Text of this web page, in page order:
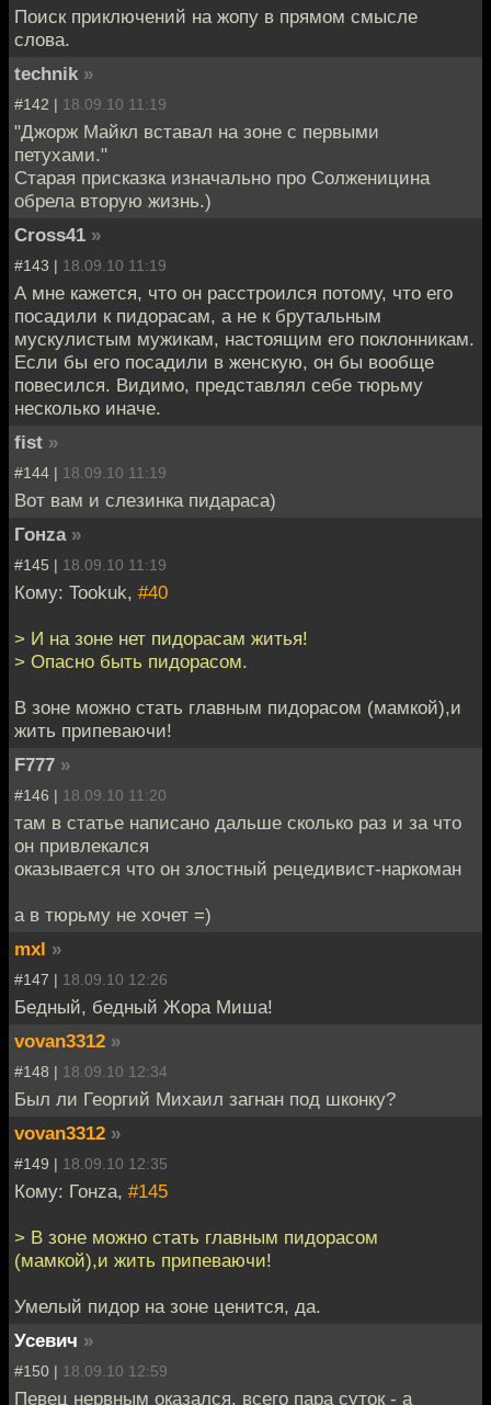
Поиск приключений на жопу в прямом смысле
слова.
technik »
#142 | 18.09.10 11:19
"Джорж Майкл вставал на зоне с первыми
петухами."
Старая присказка изначально про Солженицина
обрела вторую жизнь.)
Cross41 »
#143 | 18.09.10 11:19
А мне кажется, что он расстроился потому, что его
посадили к пидорасам, а не к брутальным
мускулистым мужикам, настоящим его поклонникам.
Если бы его посадили в женскую, он бы вообще
повесился. Видимо, представлял себе тюрьму
несколько иначе.
fist »
#144 | 18.09.10 11:19
Вот вам и слезинка пидараса)
Гонzа »
#145 | 18.09.10 11:19
Кому: Tookuk, #40
> И на зоне нет пидорасам житья!
> Опасно быть пидорасом.
В зоне можно стать главным пидорасом (мамкой),и
жить припеваючи!
F777 »
#146 | 18.09.10 11:20
там в статье написано дальше сколько раз и за что
он привлекался
оказывается что он злостный рецедивист-наркоман
а в тюрьму не хочет =)
mxl »
#147 | 18.09.10 12:26
Бедный, бедный Жора Миша!
vovan3312 »
#148 | 18.09.10 12:34
Был ли Георгий Михаил загнан под шконку?
vovan3312 »
#149 | 18.09.10 12:35
Кому: Гонzа, #145
> В зоне можно стать главным пидорасом
(мамкой),и жить припеваючи!
Умелый пидор на зоне ценится, да.
Усевич »
#150 | 18.09.10 12:59
Певец нервным оказался, всего пара суток - а